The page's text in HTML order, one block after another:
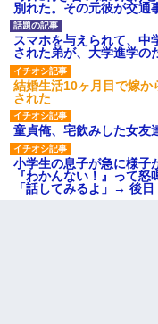
別れた。その元彼が交
スマホを与えられて、中
された弟が、大学進学の
結婚生活10ヶ月目で嫁か
された
童貞俺、宅飲みした女友
小学生の息子が急に様子
『わかんない！』って
「話してみるよ」→ 後日